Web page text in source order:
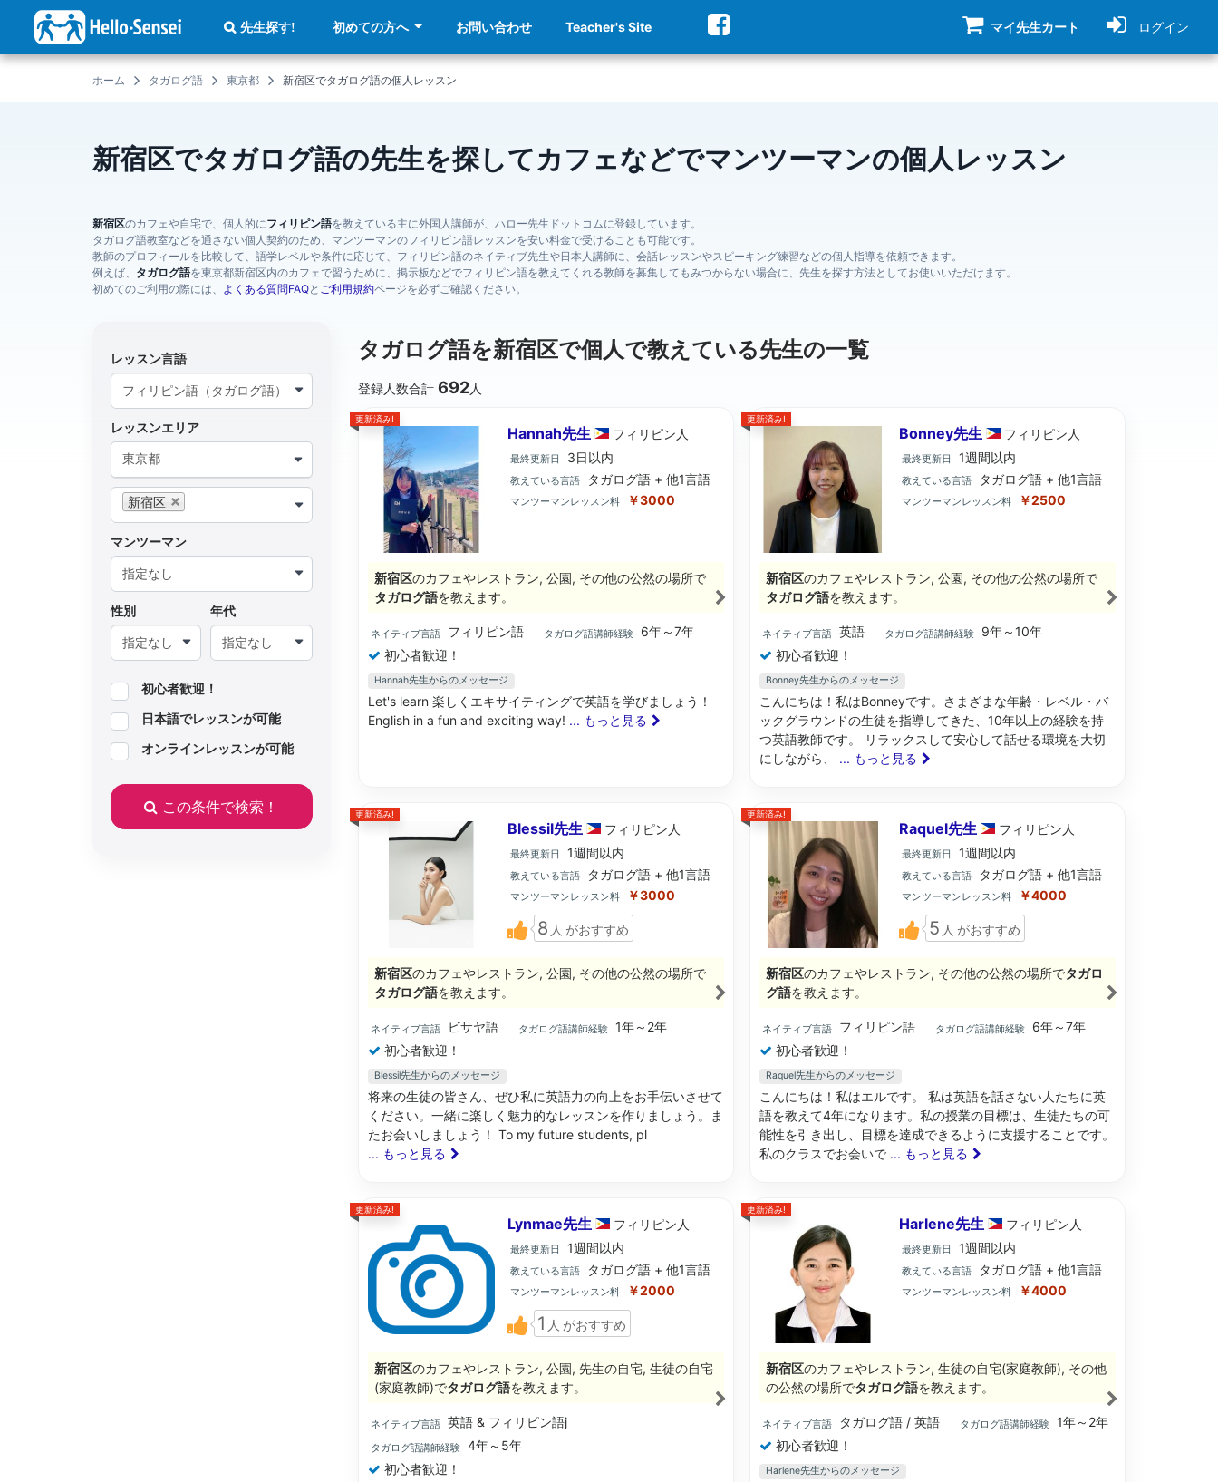
ン
先生探す! 初めての方へ お問い合わせ Teacher's Site マイ先生カート ログイン
ホーム タガログ語 東京都 新宿区でタガログ語の個人レッスン
新宿区でタガログ語の先生を探してカフェなどでマンツーマンの個人レッスン
新宿区のカフェや自宅で、個人的にフィリピン語を教えている主に外国人講師が、ハロー先生ドットコムに登録しています。
タガログ語教室などを通さない個人契約のため、マンツーマンのフィリピン語レッスンを安い料金で受けることも可能です。
教師のプロフィールを比較して、語学レベルや条件に応じて、フィリピン語のネイティブ先生や日本人講師に、会話レッスンやスピーキング練習などの個人指導を依頼できます。
例えば、 タガログ語を東京都新宿区内のカフェで習うために、掲示板などでフィリピン語を教えてくれる教師を募集してもみつからない場合に、先生を探す方法としてお使いいただけます。
初めてのご利用の際には、 よくある質問FAQと ご利用規約ページを必ずご確認ください。
レッスン言語
レッスンエリア
東京都
新宿区
マンツーマン
性別 年代
初心者歓迎！
日本語でレッスンが可能
オンラインレッスンが可能
この条件で検索！
タガログ語を新宿区で個人で教えている先生の一覧
登録人数合計 692人
更新済み!
Hannah先生 フィリピン 人
最終更新日 3日以内
教えている言語 タガログ語 + 他1言語
マンツーマンレッスン料 ￥3000
新宿区のカフェやレストラン, 公園, その他の公然の場所で
タガログ語を教えます。
ネイティブ言語 フィリピン語 タガログ語講師経験
6年～7年
初心者歓迎！
Hannah先生からのメッセージ
Let's learn 楽しくエキサイティングで英語を学びましょう！
English in a fun and exciting way! ... もっと見る
更新済み!
Bonney先生 フィリピン 人
最終更新日 1週間以内
教えている言語 タガログ語 + 他1言語
マンツーマンレッスン料 ￥2500
新宿区のカフェやレストラン, 公園, その他の公然の場所で
タガログ語を教えます。
ネイティブ言語 英語 タガログ語講師経験
9年～10年
初心者歓迎！
Bonney先生からのメッセージ
こんにちは！私はBonneyです。さまざまな年齢・レベル・バ
ックグラウンドの生徒を指導してきた、10年以上の経験を持
つ英語教師です。 リラックスして安心して話せる環境を大切
にしながら、 ... もっと見る
更新済み!
Blessil先生 フィリピン 人
最終更新日 1週間以内
教えている言語 タガログ語 + 他1言語
マンツーマンレッスン料 ￥3000
8 人 がおすすめ
新宿区のカフェやレストラン, 公園, その他の公然の場所で
タガログ語を教えます。
ネイティブ言語 ビサヤ語 タガログ語講師経験
1年～2年
初心者歓迎！
Blessil先生からのメッセージ
将来の生徒の皆さん、ぜひ私に英語力の向上をお手伝いさせて
ください。一緒に楽しく魅力的なレッスンを作りましょう。ま
たお会いしましょう！ To my future students, pl
... もっと見る
更新済み!
Raquel先生 フィリピン 人
最終更新日 1週間以内
教えている言語 タガログ語 + 他1言語
マンツーマンレッスン料 ￥4000
5 人 がおすすめ
新宿区のカフェやレストラン, その他の公然の場所でタガロ
グ語を教えます。
ネイティブ言語 フィリピン語 タガログ語講師経験
6年～7年
初心者歓迎！
Raquel先生からのメッセージ
こんにちは！私はエルです。 私は英語を話さない人たちに英
語を教えて4年になります。私の授業の目標は、生徒たちの可
能性を引き出し、目標を達成できるように支援することです。
私のクラスでお会いで ... もっと見る
更新済み!
Lynmae先生 フィリピン 人
最終更新日 1週間以内
教えている言語 タガログ語 + 他1言語
マンツーマンレッスン料 ￥2000
1 人 がおすすめ
新宿区のカフェやレストラン, 公園, 先生の自宅, 生徒の自宅
(家庭教師)でタガログ語を教えます。
ネイティブ言語 英語 & フィリピン語j
タガログ語講師経験
4年～5年
初心者歓迎！
更新済み!
Harlene先生 フィリピン 人
最終更新日 1週間以内
教えている言語 タガログ語 + 他1言語
マンツーマンレッスン料 ￥4000
新宿区のカフェやレストラン, 生徒の自宅(家庭教師), その他
の公然の場所でタガログ語を教えます。
ネイティブ言語 タガログ語 / 英語 タガログ語講師経験
1年～2年
初心者歓迎！
Harlene先生からのメッセージ